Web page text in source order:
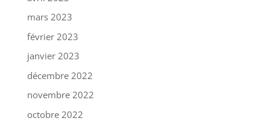
mars 2023
février 2023
janvier 2023
décembre 2022
novembre 2022
octobre 2022